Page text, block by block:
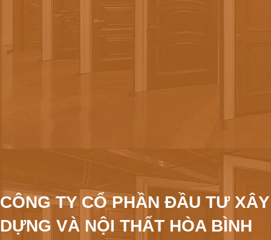
CÔNG TY CỔ PHẦN ĐẦU TƯ XÂY
DỰNG VÀ NỘI THẤT HÒA BÌNH